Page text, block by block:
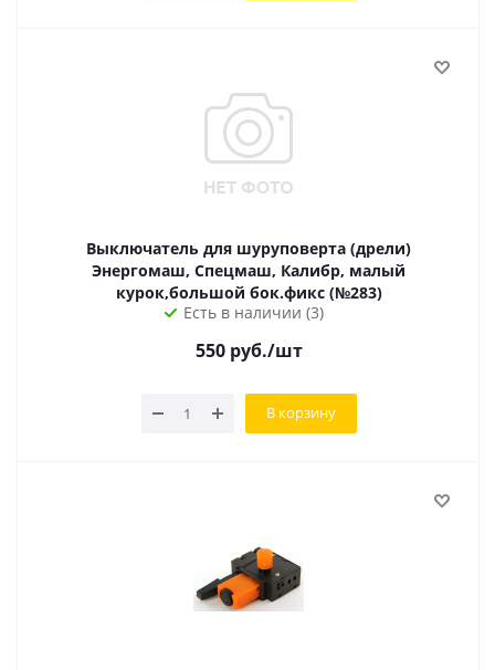
Выключатель для шуруповерта (дрели)
Энергомаш, Спецмаш, Калибр, малый
курок,большой бок.фикс (№283)
Есть в наличии (3)
550руб./шт
В корзину